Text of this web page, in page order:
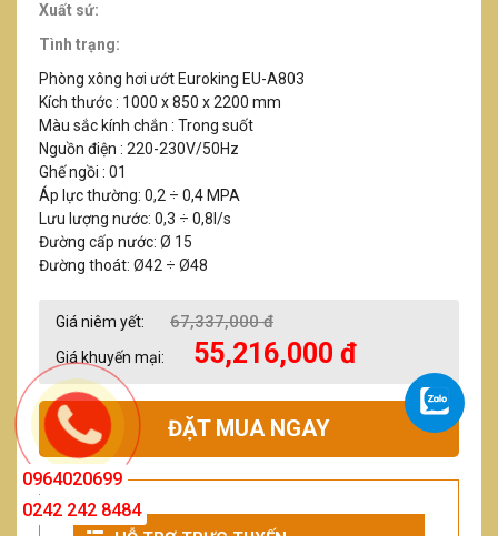
Xuất sứ:
Tình trạng:
Phòng xông hơi ướt Euroking EU-A803
Kích thước : 1000 x 850 x 2200 mm
Màu sắc kính chắn : Trong suốt
Nguồn điện : 220-230V/50Hz
Ghế ngồi : 01
Áp lực thường: 0,2 ÷ 0,4 MPA
Lưu lượng nước: 0,3 ÷ 0,8l/s
Đường cấp nước: Ø 15
Đường thoát: Ø42 ÷ Ø48
Giá niêm yết: 67,337,000 đ
Giá khuyến mại: 55,216,000 đ
ĐẶT MUA NGAY
0964020699
0242 242 8484